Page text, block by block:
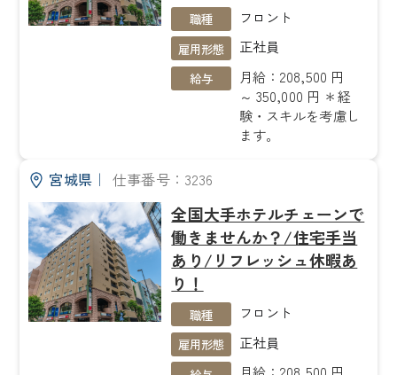
職種 フロント
雇用形態 正社員
給与
月給：208,500 円
～ 350,000 円 ＊経
験・スキルを考慮し
ます。
宮城県｜ 仕事番号：3236
全国大手ホテルチェーンで
働きませんか？/住宅手当
あり/リフレッシュ休暇あ
り！
職種 フロント
雇用形態 正社員